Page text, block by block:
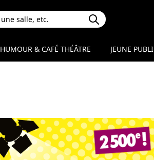
HUMOUR & CAFÉ THÉÂTRE JEUNE